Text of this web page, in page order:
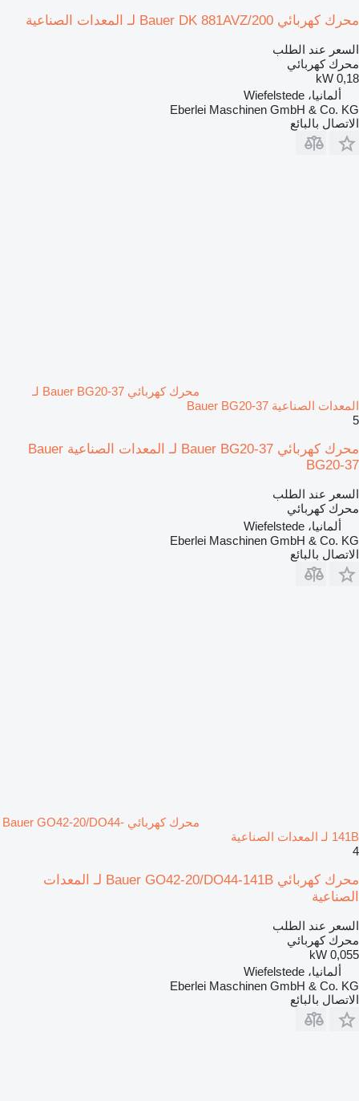
محرك كهربائي Bauer DK 881AVZ/200 لـ المعدات الصناعية
السعر عند الطلب
محرك كهربائي
0,18 kW
ألمانيا، Wiefelstede
Eberlei Maschinen GmbH & Co. KG
الاتصال بالبائع
محرك كهربائي Bauer BG20-37 لـ
المعدات الصناعية Bauer BG20-37
5
محرك كهربائي Bauer BG20-37 لـ المعدات الصناعية Bauer
BG20-37
السعر عند الطلب
محرك كهربائي
ألمانيا، Wiefelstede
Eberlei Maschinen GmbH & Co. KG
الاتصال بالبائع
محرك كهربائي Bauer GO42-20/DO44-
141B لـ المعدات الصناعية
4
محرك كهربائي Bauer GO42-20/DO44-141B لـ المعدات
الصناعية
السعر عند الطلب
محرك كهربائي
0,055 kW
ألمانيا، Wiefelstede
Eberlei Maschinen GmbH & Co. KG
الاتصال بالبائع